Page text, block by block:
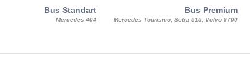
Bus Standart
Mercedes 404
Bus Premium
Mercedes Tourismo, Setra 515, Volvo 9700